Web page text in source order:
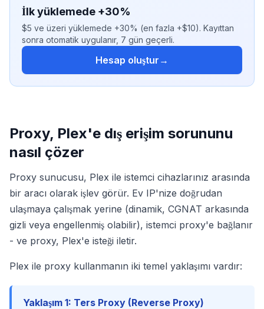
İlk yüklemede +30%
$5 ve üzeri yüklemede +30% (en fazla +$10). Kayıttan
sonra otomatik uygulanır, 7 gün geçerli.
Hesap oluştur →
Proxy, Plex'e dış erişim sorununu
nasıl çözer
Proxy sunucusu, Plex ile istemci cihazlarınız arasında
bir aracı olarak işlev görür. Ev IP'nize doğrudan
ulaşmaya çalışmak yerine (dinamik, CGNAT arkasında
gizli veya engellenmiş olabilir), istemci proxy'e bağlanır
- ve proxy, Plex'e isteği iletir.
Plex ile proxy kullanmanın iki temel yaklaşımı vardır:
Yaklaşım 1: Ters Proxy (Reverse Proxy)